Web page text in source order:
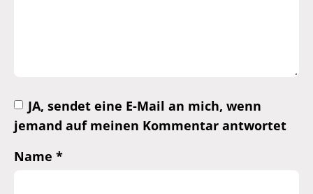
JA, sendet eine E-Mail an mich, wenn
jemand auf meinen Kommentar antwortet
Name *